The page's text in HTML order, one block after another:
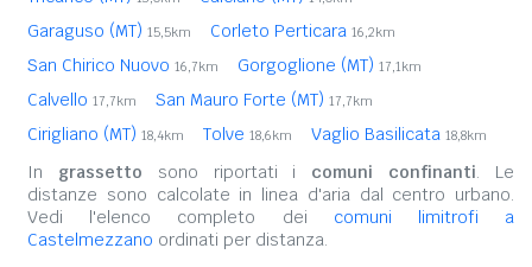
Garaguso (MT) 15,5km Corleto Perticara 16,2km
San Chirico Nuovo 16,7km Gorgoglione (MT) 17,1km
Calvello 17,7km San Mauro Forte (MT) 17,7km
Cirigliano (MT) 18,4km Tolve 18,6km Vaglio Basilicata 18,8km
In grassetto sono riportati i comuni confinanti. Le
distanze sono calcolate in linea d'aria dal centro urbano.
Vedi l'elenco completo dei comuni limitrofi a
Castelmezzano ordinati per distanza.